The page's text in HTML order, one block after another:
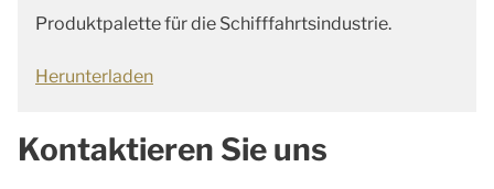
Produktpalette für die Schifffahrtsindustrie.
Herunterladen
Kontaktieren Sie uns